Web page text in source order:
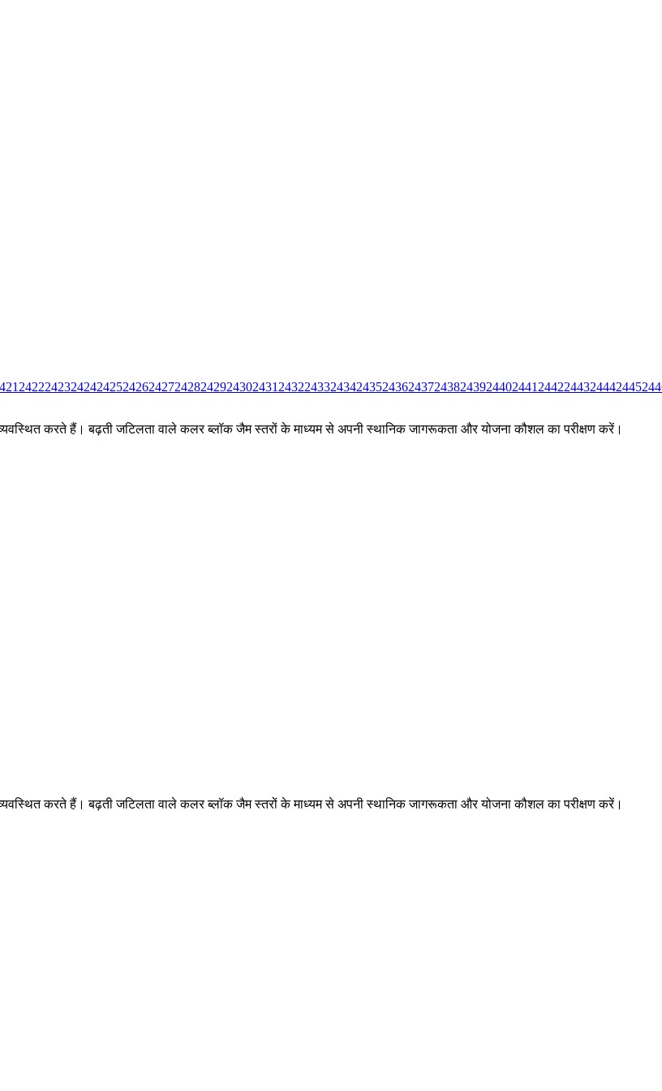
2422242324242425242624272428242924302431 2432243324342435243624372438243924402441 2442244324442445
व्यवस्थित करते हैं। बढ़ती जटिलता वाले कलर ब्लॉक जैम स्तरों के माध्यम से अपनी स्थानिक जागरूकता और योजना कौशल का परीक्षण करें।
व्यवस्थित करते हैं। बढ़ती जटिलता वाले कलर ब्लॉक जैम स्तरों के माध्यम से अपनी स्थानिक जागरूकता और योजना कौशल का परीक्षण करें।